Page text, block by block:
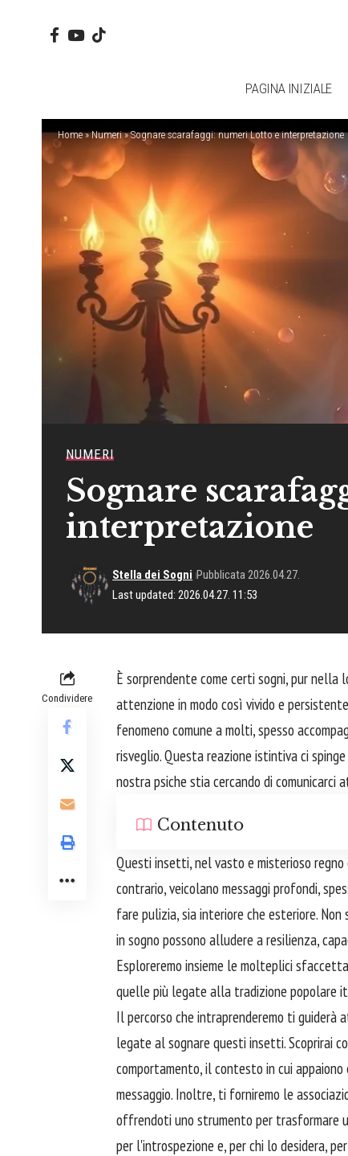
PAGINA INIZIALE
Home»Numeri»Sognare scarafaggi: numeri Lotto e interpretazione
NUMERI
Sognare
interpretazione
Last updated: 2026.04.27. 11:53
Stella dei Sogni Pubblicata 2026.04.27.
Condividere
È sorprendente come certi sogni, pur
attenzione in modo così vivido e
fenomeno comune a molti, spesso
risveglio. Questa reazione istintiva ci
nostra psiche stia cercando di
Contenuto
Questi insetti, nel vasto e misterioso
contrario, veicolano messaggi profondi,
fare pulizia, sia interiore che esteriore.
in sogno possono alludere a resilienza,
Esploreremo insieme le molteplici
quelle più legate alla tradizione popolare
Il percorso che intraprenderemo ti
legate al sognare questi insetti. Scoprirai
comportamento, il contesto in cui
messaggio. Inoltre, ti forniremo le
offrendoti uno strumento per trasformare
per l'introspezione e, per chi lo desidera,